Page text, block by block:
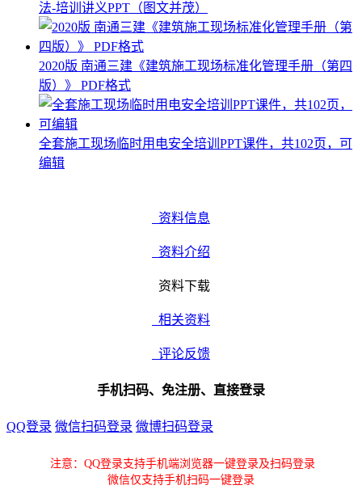
法-培训讲义PPT（图文并茂）
2020版 南通三建《建筑施工现场标准化管理手册（第四
版）》 PDF格式
全套施工现场临时用电安全培训PPT课件，共102页，可
编辑
资料信息
资料介绍
资料下载
相关资料
评论反馈
手机扫码、免注册、直接登录
QQ登录 微信扫码登录 微博扫码登录
注意：QQ登录支持手机端浏览器一键登录及扫码登录
微信仅支持手机扫码一键登录